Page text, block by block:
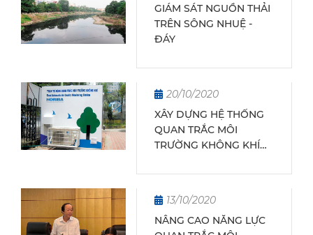
GIÁM SÁT NGUỒN THẢI
TRÊN SÔNG NHUỆ -
ĐÁY
20/10/2020
XÂY DỰNG HỆ THỐNG
QUAN TRẮC MÔI
TRƯỜNG KHÔNG KHÍ
VỮNG: TẦM NHÌN CHIẾN
THỜI ĐẠI
13/10/2020
NÂNG CAO NĂNG LỰC